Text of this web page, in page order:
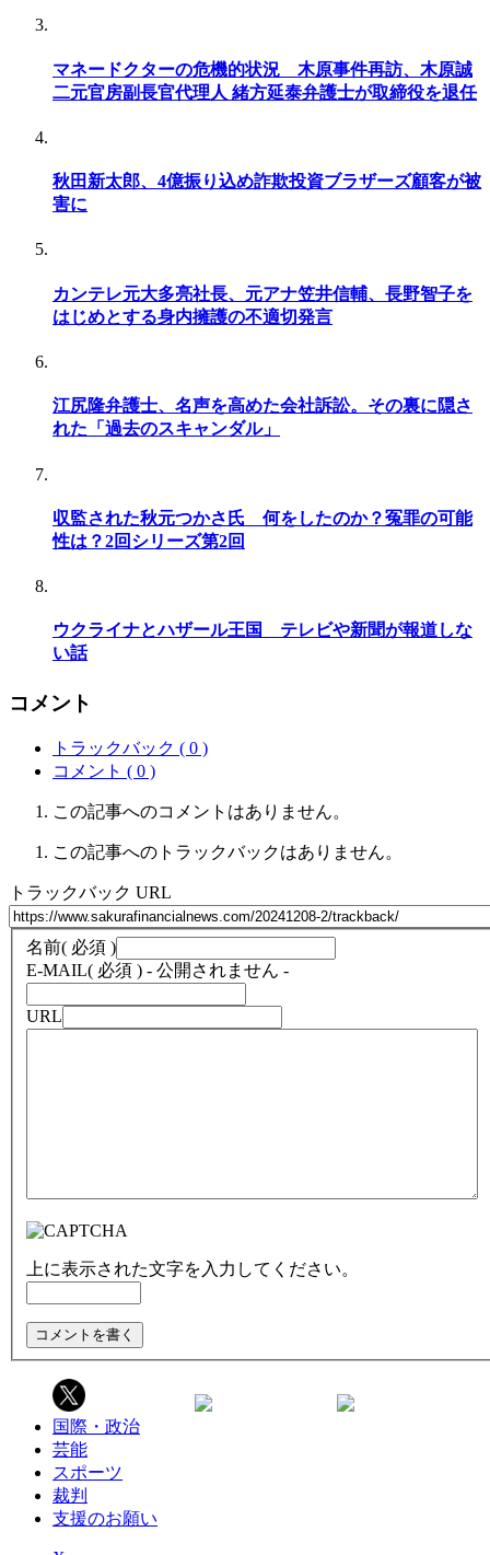
マネードクターの危機的状況 木原事件再訪、木原誠
二元官房副長官代理人 緒方延泰弁護士が取締役を退任
秋田新太郎、4億振り込め詐欺投資ブラザーズ顧客が被
害に
カンテレ元大多亮社長、元アナ笠井信輔、長野智子を
はじめとする身内擁護の不適切発言
江尻隆弁護士、名声を高めた会社訴訟。その裏に隠さ
れた「過去のスキャンダル」
収監された秋元つかさ氏 何をしたのか？冤罪の可能
性は？2回シリーズ第2回
ウクライナとハザール王国 テレビや新聞が報道しな
い話
コメント
トラックバック ( 0 )
コメント ( 0 )
この記事へのコメントはありません。
この記事へのトラックバックはありません。
トラックバック URL
名前( 必須 )
E-MAIL( 必須 ) - 公開されません -
URL
上に表示された文字を入力してください。
国際・政治
芸能
スポーツ
裁判
支援のお願い